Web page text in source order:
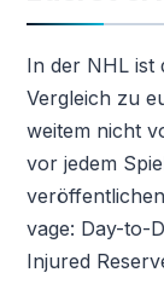
In der NHL ist
Vergleich zu
weitem nicht
vor jedem
vage: Day-to-
Injured